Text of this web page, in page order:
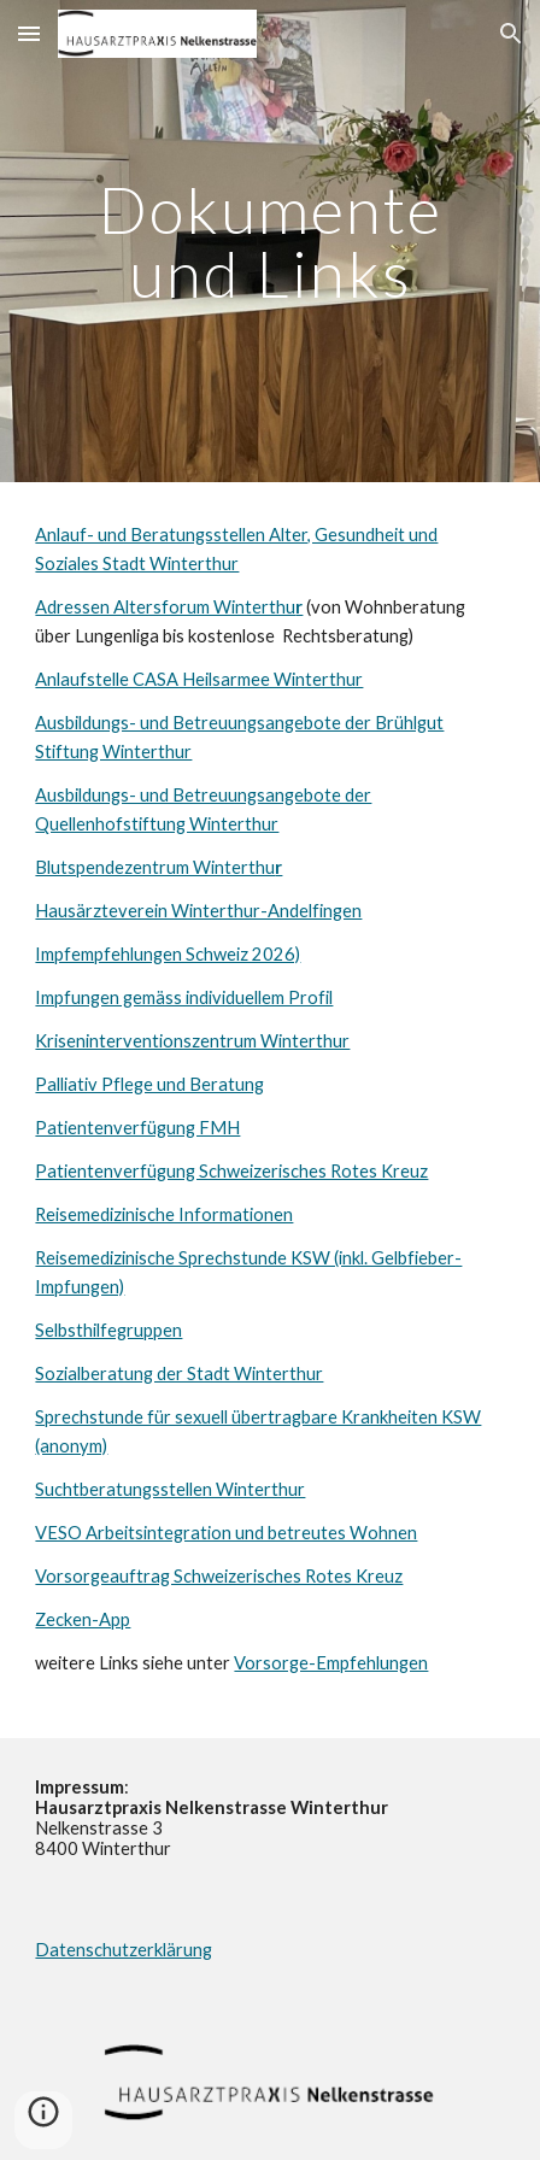
Skip to main content Skip to navigation
Dokumente
und Links
Anlauf- und Beratungsstellen Alter, Gesundheit und
Soziales Stadt Winterthur
Adressen Altersforum Winterthur (von Wohnberatung
über Lungenliga bis kostenlose Rechtsberatung)
Anlaufstelle CASA Heilsarmee Winterthur
Ausbildungs- und Betreuungsangebote der Brühlgut
Stiftung Winterthur
Ausbildungs- und Betreuungsangebote der
Quellenhofstiftung Winterthur
Blutspendezentrum Winterthur
Hausärzteverein Winterthur-Andelfingen
Impfempfehlungen Schweiz 2026)
Impfungen gemäss individuellem Profil
Kriseninterventionszentrum Winterthur
Palliativ Pflege und Beratung
Patientenverfügung FMH
Patientenverfügung Schweizerisches Rotes Kreuz
Reisemedizinische Informationen
Reisemedizinische Sprechstunde KSW (inkl. Gelbfieber-
Impfungen)
Selbsthilfegruppen
Sozialberatung der Stadt Winterthur
Sprechstunde für sexuell übertragbare Krankheiten KSW
(anonym)
Suchtberatungsstellen Winterthur
VESO Arbeitsintegration und betreutes Wohnen
Vorsorgeauftrag Schweizerisches Rotes Kreuz
Zecken-App
weitere Links siehe unterVorsorge-Empfehlungen
Impressum:
Hausarztpraxis Nelkenstrasse Winterthur
Nelkenstrasse 3
8400 Winterthur
Datenschutzerklärung